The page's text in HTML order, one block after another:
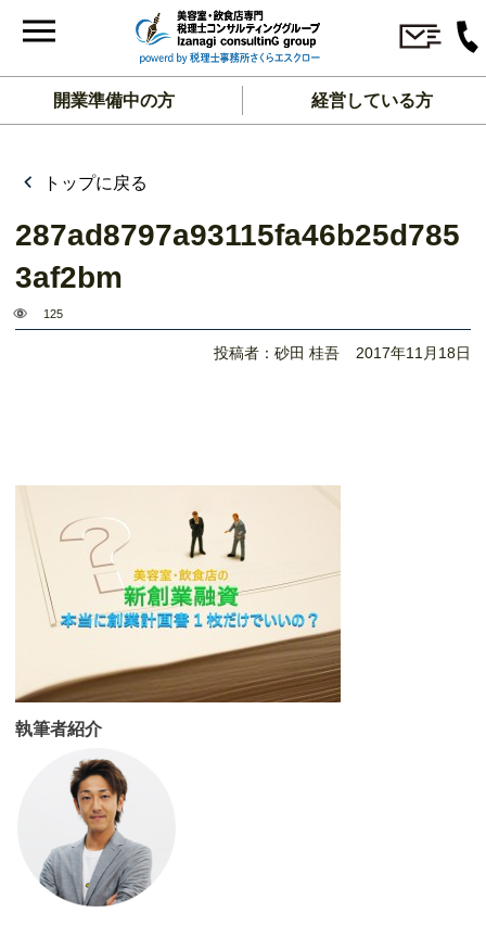
開業準備中の方 経営している方
トップに戻る
287ad8797a93115fa46b25d785
3af2bm
125
投稿者：砂田 桂吾 2017年11月18日
執筆者紹介